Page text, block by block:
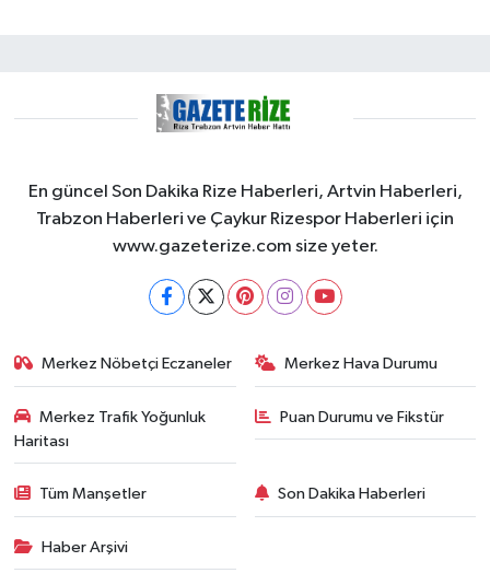
En güncel Son Dakika Rize Haberleri, Artvin Haberleri,
Trabzon Haberleri ve Çaykur Rizespor Haberleri için
www.gazeterize.com size yeter.
Merkez Nöbetçi Eczaneler Merkez Hava Durumu
Merkez Trafik Yoğunluk
Haritası
Puan Durumu ve Fikstür
Tüm Manşetler Son Dakika Haberleri
Haber Arşivi